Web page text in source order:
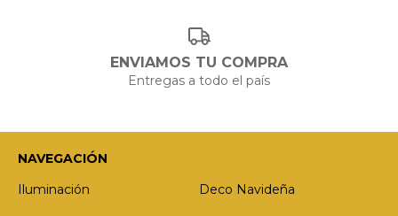
ENVIAMOS TU COMPRA
Entregas a todo el país
NAVEGACIÓN
Iluminación
Deco Navideña